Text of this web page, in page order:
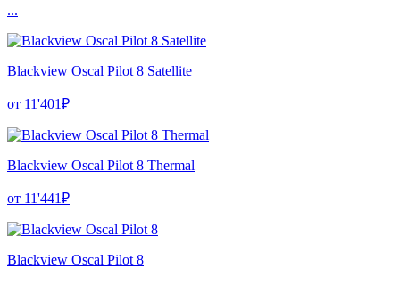
...
Blackview Oscal Pilot 8 Satellite
от 11'401₽
Blackview Oscal Pilot 8 Thermal
от 11'441₽
Blackview Oscal Pilot 8